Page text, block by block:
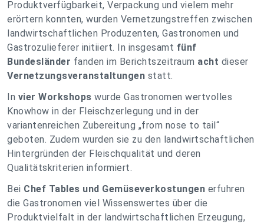
Produktverfügbarkeit, Verpackung und vielem mehr
erörtern konnten, wurden Vernetzungstreffen zwischen
landwirtschaftlichen Produzenten, Gastronomen und
Gastrozulieferer initiiert. In insgesamt fünf
Bundesländer fanden im Berichtszeitraum acht dieser
Vernetzungsveranstaltungen statt.
In vier Workshops wurde Gastronomen wertvolles
Knowhow in der Fleischzerlegung und in der
variantenreichen Zubereitung „from nose to tail“
geboten. Zudem wurden sie zu den landwirtschaftlichen
Hintergründen der Fleischqualität und deren
Qualitätskriterien informiert.
Bei Chef Tables und Gemüseverkostungen erfuhren
die Gastronomen viel Wissenswertes über die
Produktvielfalt in der landwirtschaftlichen Erzeugung,